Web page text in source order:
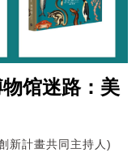
物馆迷路：美
新計畫共同主持人)